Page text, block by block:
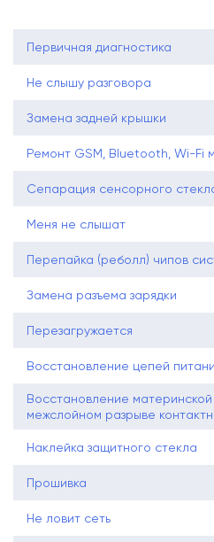
Первичная диагностика
Не слышу разговора
Замена задней крышки
Ремонт GSM, Bluetooth, Wi-Fi
Сепарация сенсорного
Меня не слышат
Перепайка (реболл) чипов
Замена разъема зарядки
Перезагружается
Восстановление цепей
Восстановление
межслойном разрыве
Наклейка защитного стекла
Прошивка
Не ловит сеть